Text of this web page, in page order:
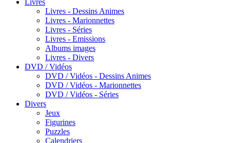
Livres - Dessins Animes
Livres - Marionnettes
Livres - Séries
Livres - Emissions
Albums images
Livres - Divers
DVD / Vidéos
DVD / Vidéos - Dessins Animes
DVD / Vidéos - Marionnettes
DVD / Vidéos - Séries
Divers
Jeux
Figurines
Puzzles
Calendriers